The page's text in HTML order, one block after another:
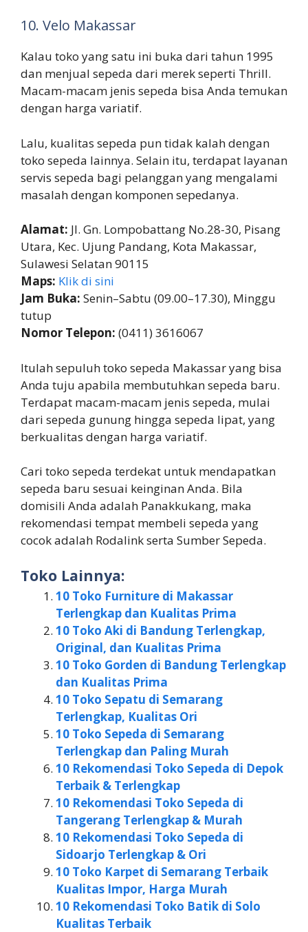
10. Velo Makassar
Kalau toko yang satu ini buka dari tahun 1995
dan menjual sepeda dari merek seperti Thrill.
Macam-macam jenis sepeda bisa Anda temukan
dengan harga variatif.
Lalu, kualitas sepeda pun tidak kalah dengan
toko sepeda lainnya. Selain itu, terdapat layanan
servis sepeda bagi pelanggan yang mengalami
masalah dengan komponen sepedanya.
Alamat: Jl. Gn. Lompobattang No.28-30, Pisang
Utara, Kec. Ujung Pandang, Kota Makassar,
Sulawesi Selatan 90115
Maps: Klik di sini
Jam Buka: Senin–Sabtu (09.00–17.30), Minggu
tutup
Nomor Telepon: (0411) 3616067
Itulah sepuluh toko sepeda Makassar yang bisa
Anda tuju apabila membutuhkan sepeda baru.
Terdapat macam-macam jenis sepeda, mulai
dari sepeda gunung hingga sepeda lipat, yang
berkualitas dengan harga variatif.
Cari toko sepeda terdekat untuk mendapatkan
sepeda baru sesuai keinginan Anda. Bila
domisili Anda adalah Panakkukang, maka
rekomendasi tempat membeli sepeda yang
cocok adalah Rodalink serta Sumber Sepeda.
Toko Lainnya:
10 Toko Furniture di Makassar
Terlengkap dan Kualitas Prima
10 Toko Aki di Bandung Terlengkap,
Original, dan Kualitas Prima
10 Toko Gorden di Bandung Terlengkap
dan Kualitas Prima
10 Toko Sepatu di Semarang
Terlengkap, Kualitas Ori
10 Toko Sepeda di Semarang
Terlengkap dan Paling Murah
10 Rekomendasi Toko Sepeda di Depok
Terbaik & Terlengkap
10 Rekomendasi Toko Sepeda di
Tangerang Terlengkap & Murah
10 Rekomendasi Toko Sepeda di
Sidoarjo Terlengkap & Ori
10 Toko Karpet di Semarang Terbaik
Kualitas Impor, Harga Murah
10 Rekomendasi Toko Batik di Solo
Kualitas Terbaik